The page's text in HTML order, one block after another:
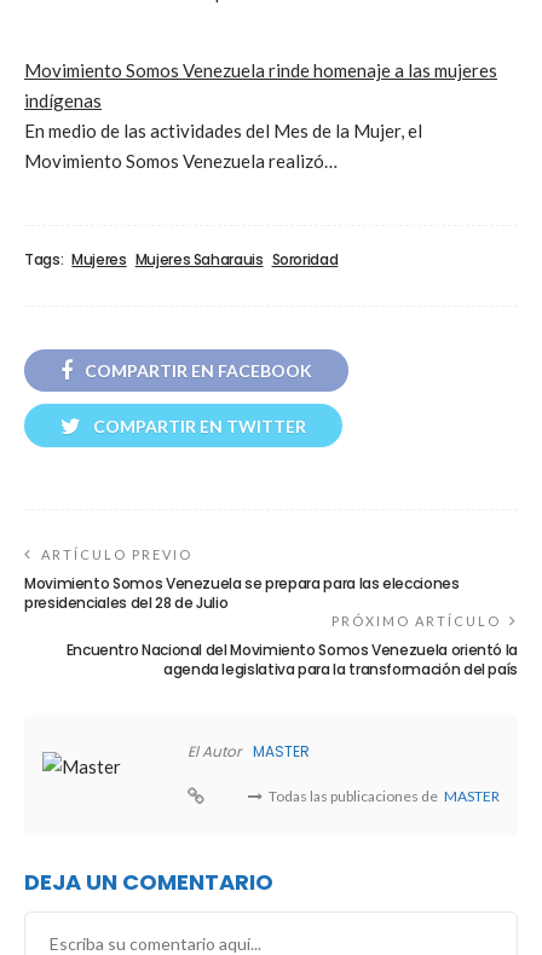
Movimiento Somos Venezuela rinde homenaje a las mujeres
indígenas
En medio de las actividades del Mes de la Mujer, el
Movimiento Somos Venezuela realizó…
Tags: Mujeres Mujeres Saharauis Sororidad
COMPARTIR EN FACEBOOK
COMPARTIR EN TWITTER
ARTÍCULO PREVIO
Movimiento Somos Venezuela se prepara para las elecciones
presidenciales del 28 de Julio
PRÓXIMO ARTÍCULO
Encuentro Nacional del Movimiento Somos Venezuela orientó la
agenda legislativa para la transformación del país
El Autor MASTER
Todas las publicaciones de MASTER
DEJA UN COMENTARIO